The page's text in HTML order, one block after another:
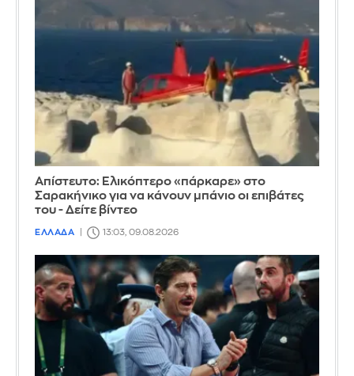
Απίστευτο: Ελικόπτερο «πάρκαρε» στο
Σαρακήνικο για να κάνουν μπάνιο οι επιβάτες
του - Δείτε βίντεο
ΕΛΛΑΔΑ 13:03, 09.08.2026